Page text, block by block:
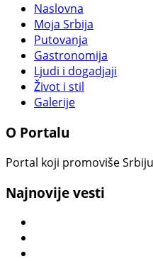
Naslovna
Moja Srbija
Putovanja
Gastronomija
Ljudi i dogadjaji
Život i stil
Galerije
O Portalu
Portal koji promoviše
Najnovije vesti